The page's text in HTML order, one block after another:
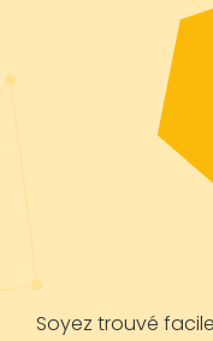
Soyez trouvé